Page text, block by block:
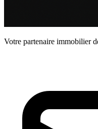
Votre partenaire immobilier